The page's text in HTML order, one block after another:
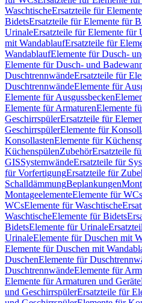
WaschtischeErsatzteile für
BidetsErsatzteile für Elemente für
UrinaleErsatzteile für Elemente für
mit WandablaufErsatzteile für
WandablaufElemente für Dusch-
Elemente für Dusch- und
DuschtrennwändeErsatzteile für
DuschtrennwändeElemente für
Elemente für Ausgussbecken
Elemente für ArmaturenElemente
GeschirrspülerErsatzteile für
GeschirrspülerElemente für
KonsollastenElemente für
KüchenspülenZubehörErsatzteile
GISSystemwändeErsatzteile für
für VorfertigungErsatzteile für
SchalldämmungBeplankungen
MontageelementeElemente für WCs
WCsElemente für Waschtische
WaschtischeElemente für Bidets
BidetsElemente für Urinale
UrinaleElemente für Duschen mit
Elemente für Duschen mit
DuschenElemente für
DuschtrennwändeElemente für
Elemente für Armaturen und Geräte
und GeschirrspülerErsatzteile für